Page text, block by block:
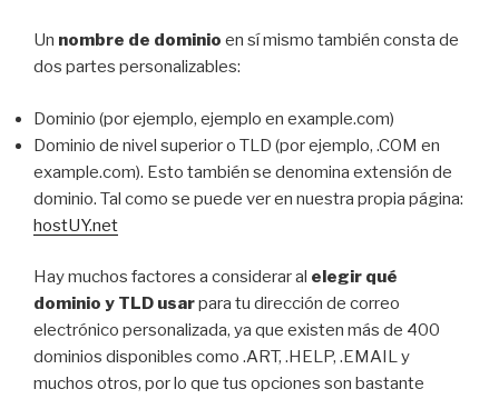
Un nombre de dominio en sí mismo también consta de
dos partes personalizables:
Dominio (por ejemplo, ejemplo en example.com)
Dominio de nivel superior o TLD (por ejemplo, .COM en
example.com). Esto también se denomina extensión de
dominio. Tal como se puede ver en nuestra propia página:
hostUY.net
Hay muchos factores a considerar al elegir qué
dominio y TLD usarpara tu dirección de correo
electrónico personalizada, ya que existen más de 400
dominios disponibles como .ART, .HELP, .EMAIL y
muchos otros, por lo que tus opciones son bastante